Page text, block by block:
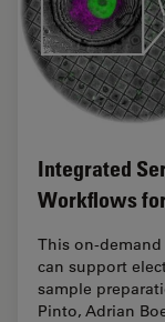
Integrated
Workflows
This on-
can support
sample
Pinto, Adrian